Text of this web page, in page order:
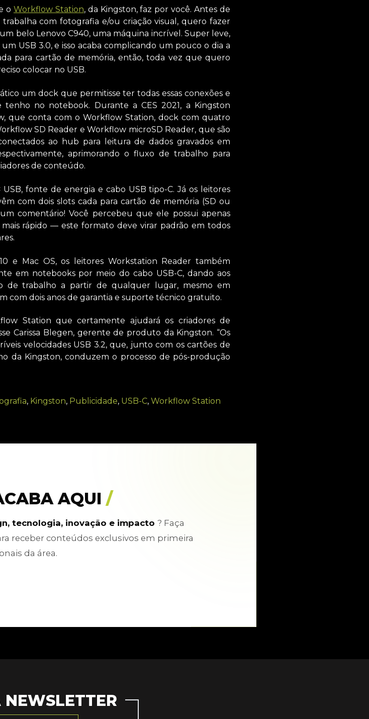
o Workflow Station, da Kingston, faz por você. Antes de
com fotografia e/ou criação visual, quero fazer
belo Lenovo C940, uma máquina incrível. Super leve,
USB 3.0, e isso acaba complicando um pouco o dia a
para cartão de memória, então, toda vez que quero
colocar no USB.
um dock que permitisse ter todas essas conexões e
no notebook. Durante a CES 2021, a Kingston
que conta com o Workflow Station, dock com quatro
SD Reader e Workflow microSD Reader, que são
ao hub para leitura de dados gravados em
aprimorando o fluxo de trabalho para
de conteúdo.
fonte de energia e cabo USB tipo-C. Já os leitores
com dois slots cada para cartão de memória (SD ou
comentário! Você percebeu que ele possui apenas
rápido — este formato deve virar padrão em todos
e Mac OS, os leitores Workstation Reader também
em notebooks por meio do cabo USB-C, dando aos
de trabalho a partir de qualquer lugar, mesmo em
com dois anos de garantia e suporte técnico gratuito.
Station que certamente ajudará os criadores de
Carissa Blegen, gerente de produto da Kingston. “Os
velocidades USB 3.2, que, junto com os cartões de
da Kingston, conduzem o processo de pós-produção
, Kingston, Publicidade, USB-C, Workflow Station
AQUI /
tecnologia, inovação e impacto ? Faça
receber conteúdos exclusivos em primeira
da área.
NEWSLETTER